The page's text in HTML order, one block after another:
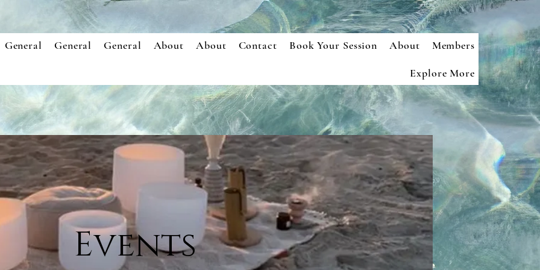
General General General About About Contact Book Your Session About Members
Explore More
Events